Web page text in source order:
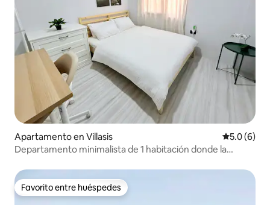
Apartamento en Villasis
5.0 (6)
Departamento minimalista de 1 habitación donde la
Favorito entre huéspedes
Favorito entre huéspedes